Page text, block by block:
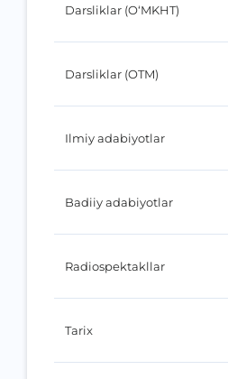
Darsliklar (O‘MKHT)
Darsliklar (OTM)
Ilmiy adabiyotlar
Badiiy adabiyotlar
Radiospektakllar
Tarix